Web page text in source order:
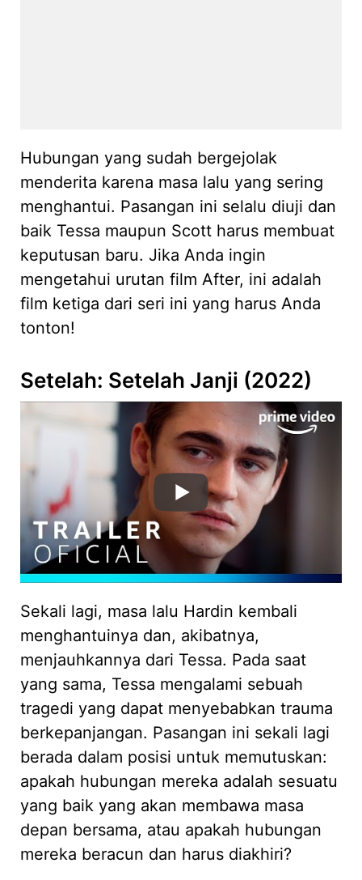
Hubungan yang sudah bergejolak
menderita karena masa lalu yang sering
menghantui. Pasangan ini selalu diuji dan
baik Tessa maupun Scott harus membuat
keputusan baru. Jika Anda ingin
mengetahui urutan film After, ini adalah
film ketiga dari seri ini yang harus Anda
tonton!
Setelah: Setelah Janji (2022)
Sekali lagi, masa lalu Hardin kembali
menghantuinya dan, akibatnya,
menjauhkannya dari Tessa. Pada saat
yang sama, Tessa mengalami sebuah
tragedi yang dapat menyebabkan trauma
berkepanjangan. Pasangan ini sekali lagi
berada dalam posisi untuk memutuskan:
apakah hubungan mereka adalah sesuatu
yang baik yang akan membawa masa
depan bersama, atau apakah hubungan
mereka beracun dan harus diakhiri?